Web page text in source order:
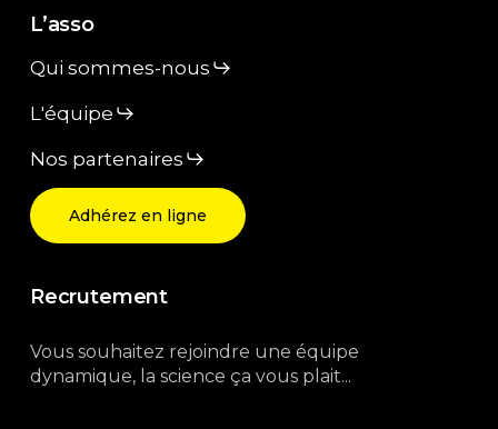
L’asso
Qui sommes-nous
L'équipe
Nos partenaires
Adhérez en ligne
Recrutement
Vous souhaitez rejoindre une équipe
dynamique, la science ça vous plait...